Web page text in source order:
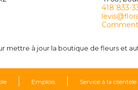
418 833-
à jour la boutique de fleurs et
Emplois Service à la clientèle